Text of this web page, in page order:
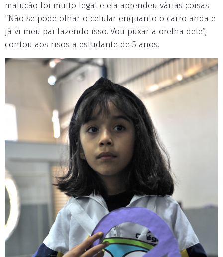
malucão foi muito legal e ela aprendeu várias coisas.
“Não se pode olhar o celular enquanto o carro anda e
já vi meu pai fazendo isso. Vou puxar a orelha dele”,
contou aos risos a estudante de 5 anos.